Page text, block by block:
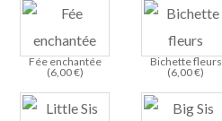
Fée enchantée
(6,00€)
Bichette fleurs
(6,00€)